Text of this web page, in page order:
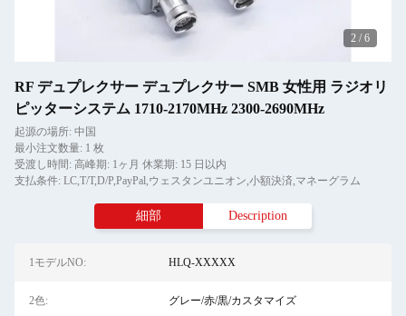
2 / 6
RF デュプレクサー デュプレクサー SMB 女性用 ラジオリ
ピッターシステム 1710-2170MHz 2300-2690MHz
起源の場所: 中国
最小注文数量: 1 枚
受渡し時間: 高峰期: 1ヶ月 休業期: 15 日以内
支払条件: LC,T/T,D/P,PayPal,ウェスタンユニオン,小額決済,マネーグラム
細部 Description
1モデルNO: HLQ-XXXXX
2色: グレー/赤/黒/カスタマイズ